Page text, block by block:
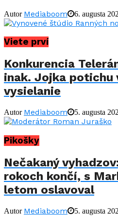
Autor Mediaboom 6. augusta
Viete prví
Konkurencia
inak. Jojka potichu
vysielanie
Autor Mediaboom 5. augusta
Pikošky
Nečakaný
rokoch končí, s
letom oslavoval
Autor Mediaboom 5. augusta